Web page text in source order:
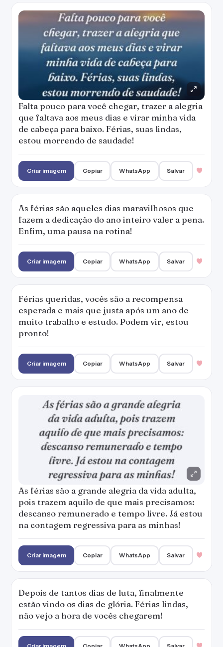
Falta pouco para você chegar, trazer a alegria
que faltava aos meus dias e virar minha vida
de cabeça para baixo. Férias, suas lindas,
estou morrendo de saudade!
Criar imagem Copiar WhatsApp Salvar
As férias são aqueles dias maravilhosos que
fazem a dedicação do ano inteiro valer a pena.
Enfim, uma pausa na rotina!
Criar imagem Copiar WhatsApp Salvar
Férias queridas, vocês são a recompensa
esperada e mais que justa após um ano de
muito trabalho e estudo. Podem vir, estou
pronto!
Criar imagem Copiar WhatsApp Salvar
As férias são a grande alegria da vida adulta,
pois trazem aquilo de que mais precisamos:
descanso remunerado e tempo livre. Já estou
na contagem regressiva para as minhas!
Criar imagem Copiar WhatsApp Salvar
Depois de tantos dias de luta, finalmente
estão vindo os dias de glória. Férias lindas,
não vejo a hora de vocês chegarem!